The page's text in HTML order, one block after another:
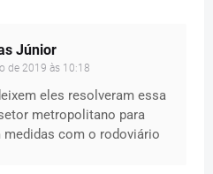
Júnior
de 2019 às 10:18
eles resolveram essa
metropolitano para
com o rodoviário